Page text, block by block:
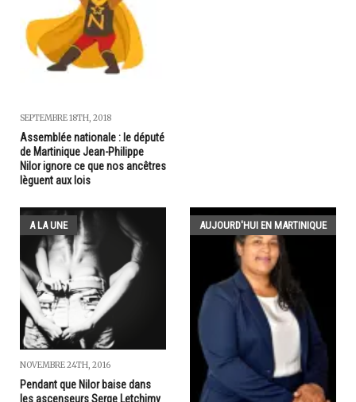
SEPTEMBRE 18TH, 2018
Assemblée nationale : le député
de Martinique Jean-Philippe
Nilor ignore ce que nos ancêtres
lèguent aux lois
A LA UNE
NOVEMBRE 24TH, 2016
Pendant que Nilor baise dans
les ascenseurs Serge Letchimy
AUJOURD'HUI EN MARTINIQUE